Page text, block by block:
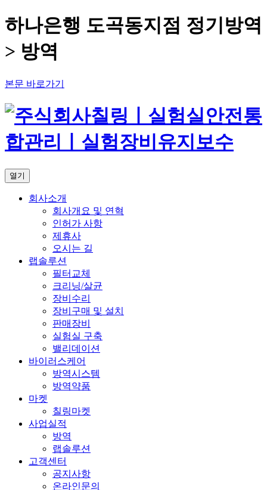
하나은행 도곡동지점 정기방역
> 방역
본문 바로가기
열기
회사소개
회사개요 및 연혁
인허가 사항
제휴사
오시는 길
랩솔루션
필터교체
크리닝/살균
장비수리
장비구매 및 설치
판매장비
실험실 구축
밸리데이션
바이러스케어
방역시스템
방역약품
마켓
칠링마켓
사업실적
방역
랩솔루션
고객센터
공지사항
온라인문의